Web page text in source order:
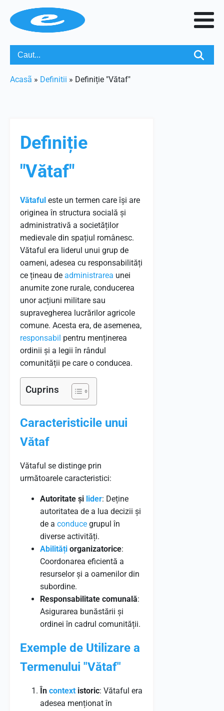
Acasã » Definitii » Definiție "Vătaf"
Definiție
"Vătaf"
Vătaful este un termen care își are
originea în structura socială și
administrativă a societăților
medievale din spațiul românesc.
Vătaful era liderul unui grup de
oameni, adesea cu responsabilități
ce țineau de administrarea unei
anumite zone rurale, conducerea
unor acțiuni militare sau
supravegherea lucrărilor agricole
comune. Acesta era, de asemenea,
responsabil pentru menținerea
ordinii și a legii în rândul
comunității pe care o conducea.
Cuprins
Caracteristicile unui
Vătaf
Vătaful se distinge prin
următoarele caracteristici:
Autoritate și lider: Deține
autoritatea de a lua decizii și
de a conduce grupul în
diverse activități.
Abilități organizatorice:
Coordonarea eficientă a
resurselor și a oamenilor din
subordine.
Responsabilitate comunală:
Asigurarea bunăstării și
ordinei în cadrul comunității.
Exemple de Utilizare a
Termenului "Vătaf"
În context istoric: Vătaful era
adesea menționat în